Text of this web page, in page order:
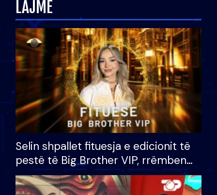
LAJME
Selin shpallet fituesja e edicionit të
pestë të Big Brother VIP, rrëmben
çmimin e madh prej 100 mijë eurosh